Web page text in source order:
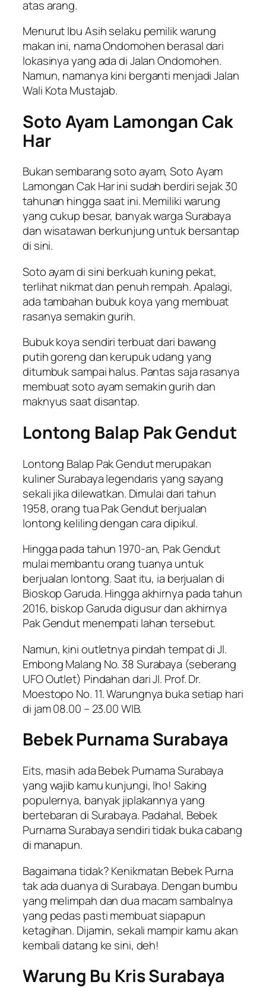
atas arang.
Menurut Ibu Asih selaku pemilik warung
makan ini, nama Ondomohen berasal dari
lokasinya yang ada di Jalan Ondomohen.
Namun, namanya kini berganti menjadi Jalan
Wali Kota Mustajab.
Soto Ayam Lamongan Cak
Har
Bukan sembarang soto ayam, Soto Ayam
Lamongan Cak Har ini sudah berdiri sejak 30
tahunan hingga saat ini. Memiliki warung
yang cukup besar, banyak warga Surabaya
dan wisatawan berkunjung untuk bersantap
di sini.
Soto ayam di sini berkuah kuning pekat,
terlihat nikmat dan penuh rempah. Apalagi,
ada tambahan bubuk koya yang membuat
rasanya semakin gurih.
Bubuk koya sendiri terbuat dari bawang
putih goreng dan kerupuk udang yang
ditumbuk sampai halus. Pantas saja rasanya
membuat soto ayam semakin gurih dan
maknyus saat disantap.
Lontong Balap Pak Gendut
Lontong Balap Pak Gendut merupakan
kuliner Surabaya legendaris yang sayang
sekali jika dilewatkan. Dimulai dari tahun
1958, orang tua Pak Gendut berjualan
lontong keliling dengan cara dipikul.
Hingga pada tahun 1970-an, Pak Gendut
mulai membantu orang tuanya untuk
berjualan lontong. Saat itu, ia berjualan di
Bioskop Garuda. Hingga akhirnya pada tahun
2016, biskop Garuda digusur dan akhirnya
Pak Gendut menempati lahan tersebut.
Namun, kini outletnya pindah tempat di Jl.
Embong Malang No. 38 Surabaya (seberang
UFO Outlet) Pindahan dari Jl. Prof. Dr.
Moestopo No. 11. Warungnya buka setiap hari
di jam 08.00 – 23.00 WIB.
Bebek Purnama Surabaya
Eits, masih ada Bebek Purnama Surabaya
yang wajib kamu kunjungi, lho! Saking
populernya, banyak jiplakannya yang
bertebaran di Surabaya. Padahal, Bebek
Purnama Surabaya sendiri tidak buka cabang
di manapun.
Bagaimana tidak? Kenikmatan Bebek Purna
tak ada duanya di Surabaya. Dengan bumbu
yang melimpah dan dua macam sambalnya
yang pedas pasti membuat siapapun
ketagihan. Dijamin, sekali mampir kamu akan
kembali datang ke sini, deh!
Warung Bu Kris Surabaya